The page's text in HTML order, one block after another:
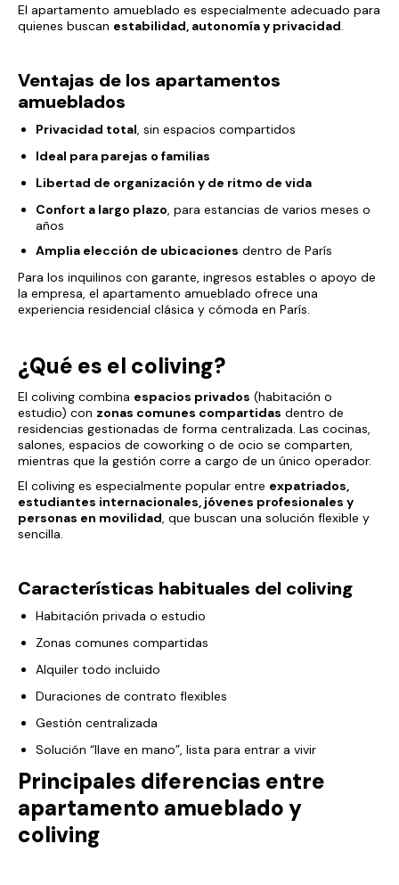
El apartamento amueblado es especialmente adecuado para
quienes buscan estabilidad, autonomía y privacidad.
Ventajas de los apartamentos
amueblados
Privacidad total, sin espacios compartidos
Ideal para parejas o familias
Libertad de organización y de ritmo de vida
Confort a largo plazo, para estancias de varios meses o
años
Amplia elección de ubicaciones dentro de París
Para los inquilinos con garante, ingresos estables o apoyo de
la empresa, el apartamento amueblado ofrece una
experiencia residencial clásica y cómoda en París.
¿Qué es el coliving?
El coliving combina espacios privados (habitación o
estudio) con zonas comunes compartidas dentro de
residencias gestionadas de forma centralizada. Las cocinas,
salones, espacios de coworking o de ocio se comparten,
mientras que la gestión corre a cargo de un único operador.
El coliving es especialmente popular entre expatriados,
estudiantes internacionales, jóvenes profesionales y
personas en movilidad, que buscan una solución flexible y
sencilla.
Características habituales del coliving
Habitación privada o estudio
Zonas comunes compartidas
Alquiler todo incluido
Duraciones de contrato flexibles
Gestión centralizada
Solución “llave en mano”, lista para entrar a vivir
Principales diferencias entre
apartamento amueblado y
coliving